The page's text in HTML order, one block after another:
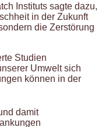
Instituts sagte dazu,
in der Zukunft
die Zerstörung
Studien
Umwelt sich
können in der
damit